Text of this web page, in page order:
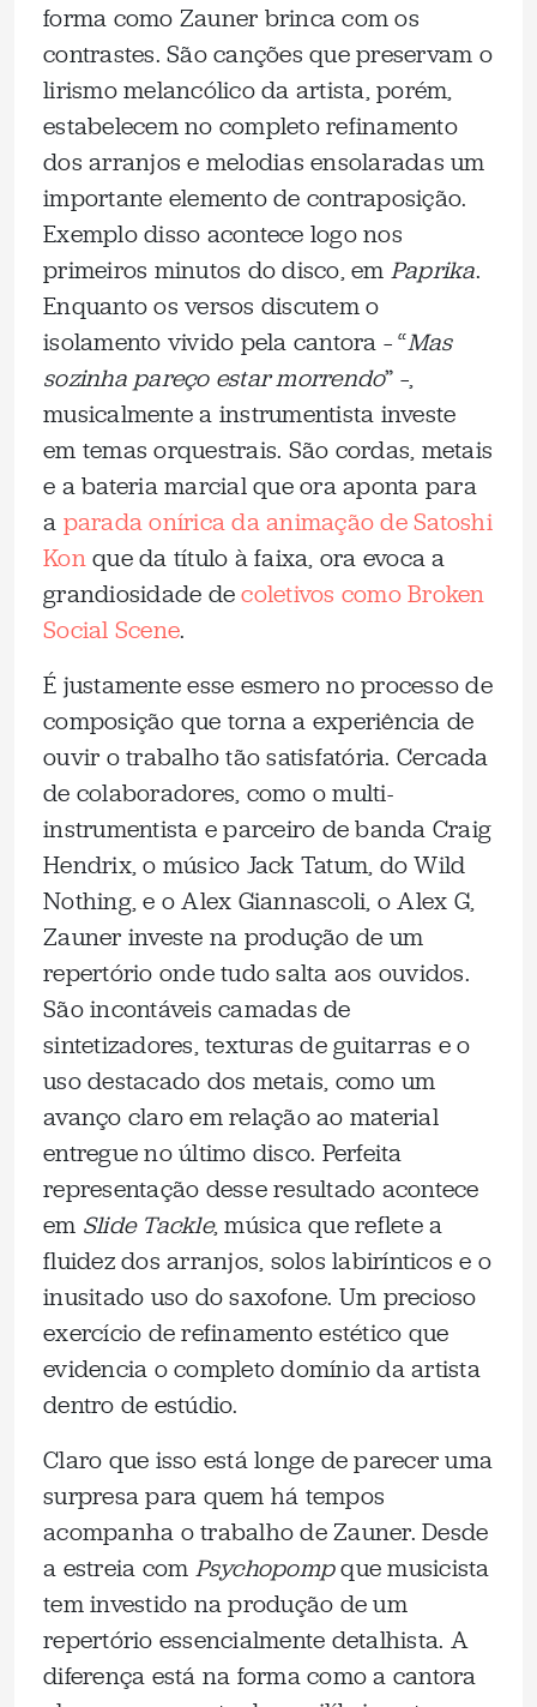
forma como Zauner brinca com os
contrastes. São canções que preservam o
lirismo melancólico da artista, porém,
estabelecem no completo refinamento
dos arranjos e melodias ensolaradas um
importante elemento de contraposição.
Exemplo disso acontece logo nos
primeiros minutos do disco, em Paprika.
Enquanto os versos discutem o
isolamento vivido pela cantora – “Mas
sozinha pareço estar morrendo” –,
musicalmente a instrumentista investe
em temas orquestrais. São cordas, metais
e a bateria marcial que ora aponta para
a parada onírica da animação de Satoshi
Konque da título à faixa, ora evoca a
grandiosidade decoletivos como Broken
Social Scene.
É justamente esse esmero no processo de
composição que torna a experiência de
ouvir o trabalho tão satisfatória. Cercada
de colaboradores, como o multi-
instrumentista e parceiro de banda Craig
Hendrix, o músico Jack Tatum, do Wild
Nothing, e o Alex Giannascoli, o Alex G,
Zauner investe na produção de um
repertório onde tudo salta aos ouvidos.
São incontáveis camadas de
sintetizadores, texturas de guitarras e o
uso destacado dos metais, como um
avanço claro em relação ao material
entregue no último disco. Perfeita
representação desse resultado acontece
em Slide Tackle, música que reflete a
fluidez dos arranjos, solos labirínticos e o
inusitado uso do saxofone. Um precioso
exercício de refinamento estético que
evidencia o completo domínio da artista
dentro de estúdio.
Claro que isso está longe de parecer uma
surpresa para quem há tempos
acompanha o trabalho de Zauner. Desde
a estreia com Psychopompque musicista
tem investido na produção de um
repertório essencialmente detalhista. A
diferença está na forma como a cantora